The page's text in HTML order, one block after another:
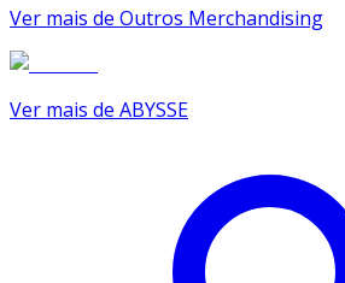
Ver mais de Outros Merchandising
Ver mais de ABYSSE